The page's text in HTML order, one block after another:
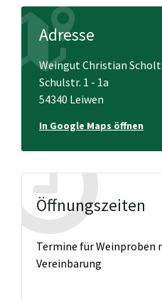
Adresse
Weingut Christian
Schulstr. 1 - 1a
54340 Leiwen
In Google Maps öffnen
Öffnungszeiten
Termine für Weinproben
Vereinbarung